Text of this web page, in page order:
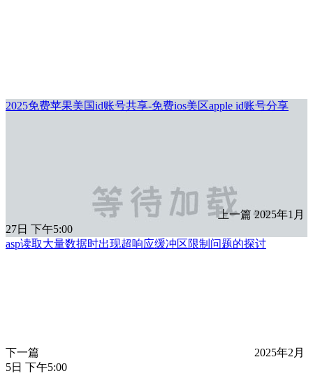
2025免费苹果美国id账号共享-免费ios美区apple id账号分享
上一篇 2025年1月
27日 下午5:00
asp读取大量数据时出现超响应缓冲区限制问题的探讨
下一篇
2025年2月
5日 下午5:00